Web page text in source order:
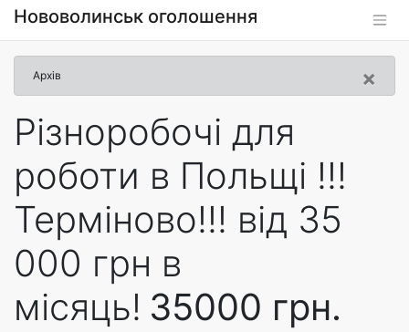
Нововолинськ оголошення
×
Архів
Різноробочі для
роботи в Польщі !!!
Терміново!!! від 35
000 грн в
місяць! 35000 грн.